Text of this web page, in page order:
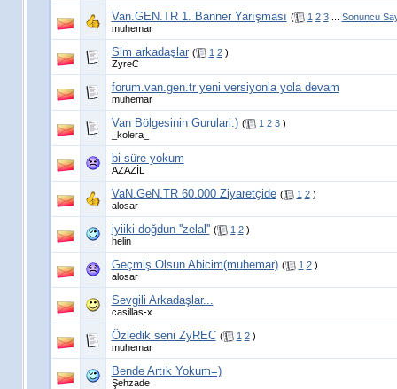
Van.GEN.TR 1. Banner Yarışması ( 1 2 3
Sonuncu
muhemar
Slm arkadaşlar ( 1 2 )
ZyreC
forum.van.gen.tr yeni versiyonla yola devam
muhemar
Van Bölgesinin Gurulari:) ( 1 2 3 )
_kolera_
bi süre yokum
AZAZİL
VaN.GeN.TR 60.000 Ziyaretçide ( 1 2 )
alosar
iyiiki doğdun ''zelal'' ( 1 2 )
helin
Geçmiş Olsun Abicim(muhemar) ( 1 2 )
alosar
Sevgili Arkadaşlar...
casillas-x
Özledik seni ZyREC ( 1 2 )
muhemar
Bende Artık Yokum=)
Şehzade